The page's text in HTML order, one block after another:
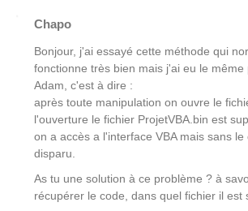
Chapo
Bonjour, j'ai essayé cette méthode qui
fonctionne très bien mais j'ai eu le même
Adam, c'est à dire :
après toute manipulation on ouvre le
l'ouverture le fichier ProjetVBA.bin est
on a accès a l'interface VBA mais sans le
disparu.
As tu une solution à ce problème ? à
récupérer le code, dans quel fichier il est